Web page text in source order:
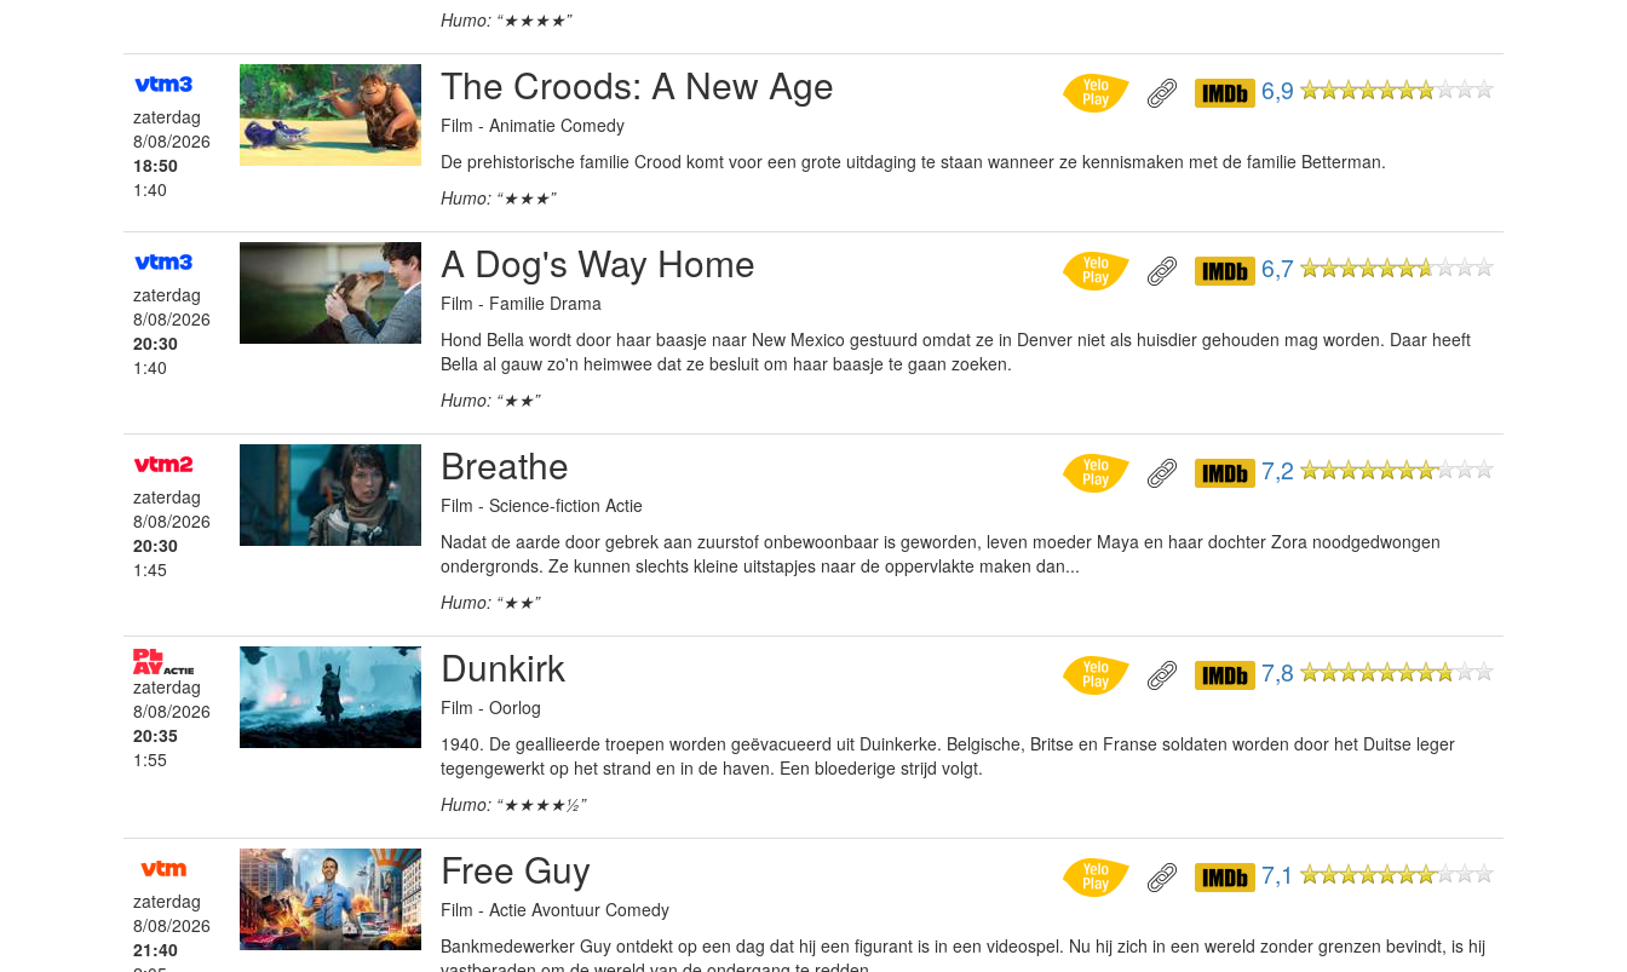
Humo: “★★★★”
zaterdag
8/08/2026
18:50
1:40
The Croods: A New Age 6,9
Film - Animatie Comedy
De prehistorische familie Crood komt voor een grote uitdaging te staan wanneer ze kennismaken met de familie Betterman.
Humo: “★★★”
zaterdag
8/08/2026
20:30
1:40
A Dog's Way Home 6,7
Film - Familie Drama
Hond Bella wordt door haar baasje naar New Mexico gestuurd omdat ze in Denver niet als huisdier gehouden mag worden. Daar heeft
Bella al gauw zo'n heimwee dat ze besluit om haar baasje te gaan zoeken.
Humo: “★★”
zaterdag
8/08/2026
20:30
1:45
Breathe 7,2
Film - Science-fiction Actie
Nadat de aarde door gebrek aan zuurstof onbewoonbaar is geworden, leven moeder Maya en haar dochter Zora noodgedwongen
ondergronds. Ze kunnen slechts kleine uitstapjes naar de oppervlakte maken dan...
Humo: “★★”
zaterdag
8/08/2026
20:35
1:55
Dunkirk 7,8
Film - Oorlog
1940. De geallieerde troepen worden geëvacueerd uit Duinkerke. Belgische, Britse en Franse soldaten worden door het Duitse leger
tegengewerkt op het strand en in de haven. Een bloederige strijd volgt.
Humo: “★★★★½”
zaterdag
8/08/2026
21:40
Free Guy 7,1
Film - Actie Avontuur Comedy
Bankmedewerker Guy ontdekt op een dag dat hij een figurant is in een videospel. Nu hij zich in een wereld zonder grenzen bevindt, is hij